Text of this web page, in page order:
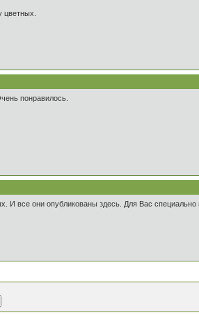
цветных.
понравилось.
И все они опубликованы здесь. Для Вас